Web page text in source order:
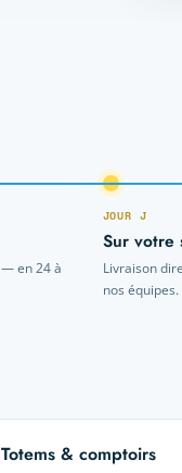
en 24 à
JOUR J
Sur votre
Livraison
nos équipes.
Totems & comptoirs